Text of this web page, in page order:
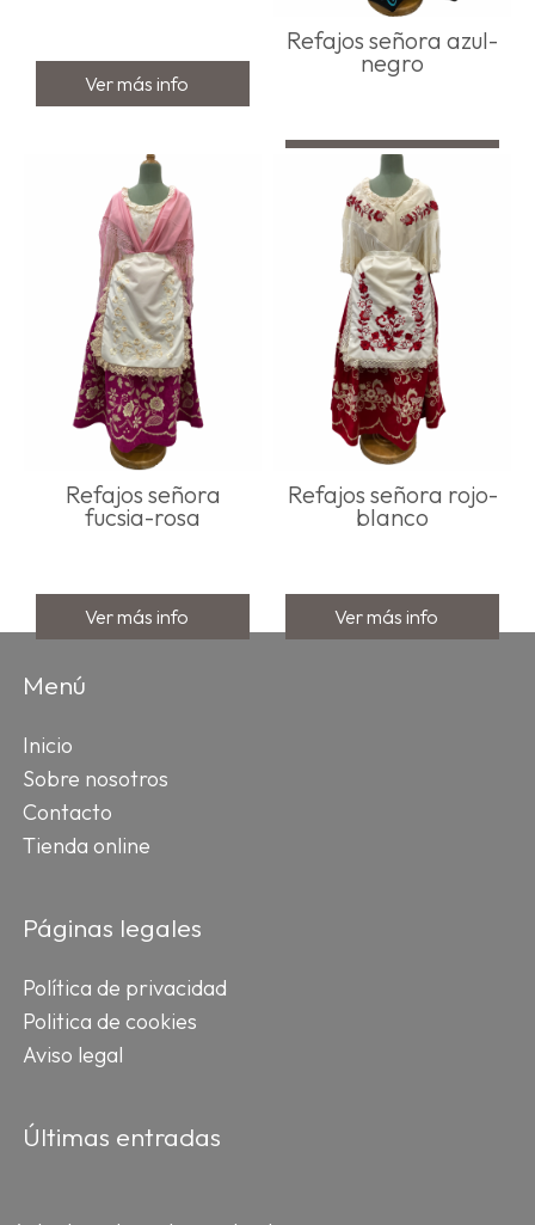
Ver más info
Refajos señora azul-
negro
Ver más info
Refajos señora
fucsia-rosa
Ver más info
Refajos señora rojo-
blanco
Ver más info
Menú
Inicio
Sobre nosotros
Contacto
Tienda online
Páginas legales
Política de privacidad
Politica de cookies
Aviso legal
Últimas entradas